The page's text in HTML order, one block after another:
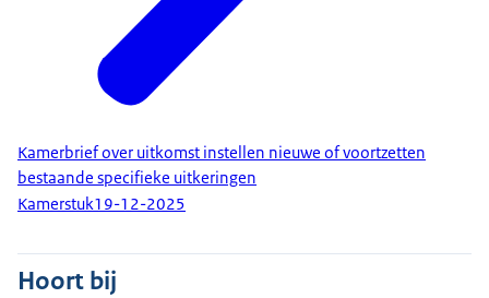
Kamerbrief over uitkomst instellen nieuwe of voortzetten
bestaande specifieke uitkeringen
Kamerstuk19-12-2025
Hoort bij